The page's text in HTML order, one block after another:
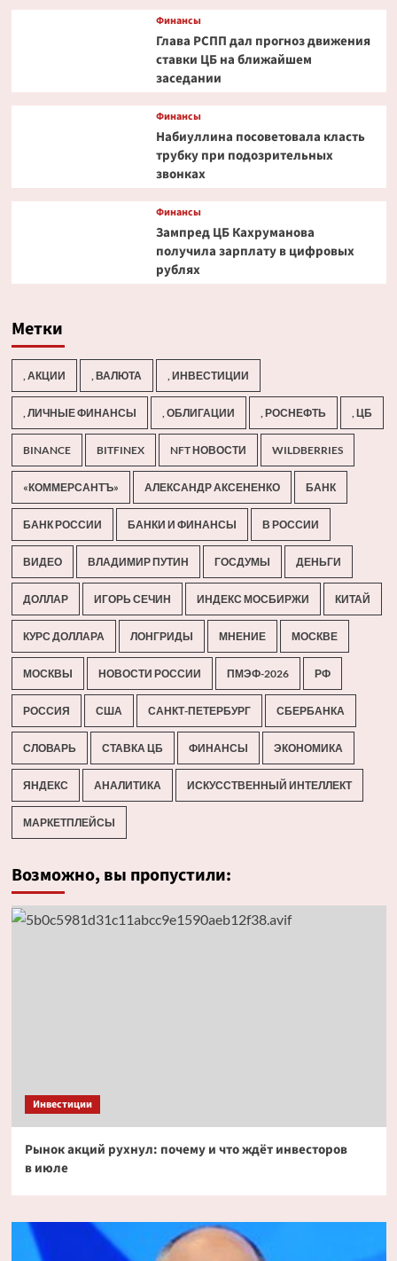
Финансы
Глава РСПП дал прогноз движения
ставки ЦБ на ближайшем
заседании
Финансы
Набиуллина посоветовала класть
трубку при подозрительных
звонках
Финансы
Зампред ЦБ Кахруманова
получила зарплату в цифровых
рублях
Метки
, АКЦИИ , ВАЛЮТА , ИНВЕСТИЦИИ
, ЛИЧНЫЕ ФИНАНСЫ , ОБЛИГАЦИИ , РОСНЕФТЬ , ЦБ
BINANCE BITFINEX NFT НОВОСТИ WILDBERRIES
«КОММЕРСАНТЪ» АЛЕКСАНДР АКСЕНЕНКО БАНК
БАНК РОССИИ БАНКИ И ФИНАНСЫ В РОССИИ
ВИДЕО ВЛАДИМИР ПУТИН ГОСДУМЫ ДЕНЬГИ
ДОЛЛАР ИГОРЬ СЕЧИН ИНДЕКС МОСБИРЖИ КИТАЙ
КУРС ДОЛЛАРА ЛОНГРИДЫ МНЕНИЕ МОСКВЕ
МОСКВЫ НОВОСТИ РОССИИ ПМЭФ-2026 РФ
РОССИЯ США САНКТ-ПЕТЕРБУРГ СБЕРБАНКА
СЛОВАРЬ СТАВКА ЦБ ФИНАНСЫ ЭКОНОМИКА
ЯНДЕКС АНАЛИТИКА ИСКУССТВЕННЫЙ ИНТЕЛЛЕКТ
МАРКЕТПЛЕЙСЫ
Возможно, вы пропустили:
Инвестиции
Рынок акций рухнул: почему и что ждёт инвесторов
в июле